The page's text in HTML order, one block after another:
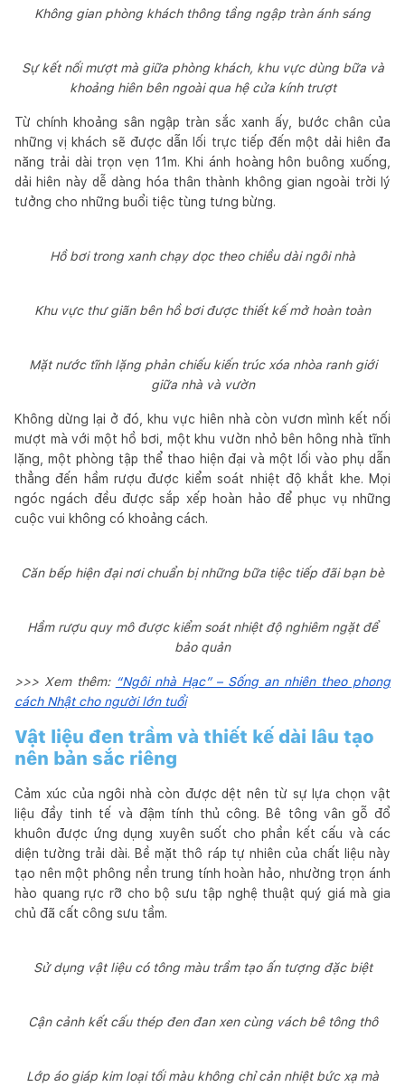
Không gian phòng khách thông tầng ngập tràn ánh sáng
Sự kết nối mượt mà giữa phòng khách, khu vực dùng bữa và
khoảng hiên bên ngoài qua hệ cửa kính trượt
Từ chính khoảng sân ngập tràn sắc xanh ấy, bước chân của
những vị khách sẽ được dẫn lối trực tiếp đến một dải hiên đa
năng trải dài trọn vẹn 11m. Khi ánh hoàng hôn buông xuống,
dải hiên này dễ dàng hóa thân thành không gian ngoài trời lý
tưởng cho những buổi tiệc tùng tưng bừng.
Hồ bơi trong xanh chạy dọc theo chiều dài ngôi nhà
Khu vực thư giãn bên hồ bơi được thiết kế mở hoàn toàn
Mặt nước tĩnh lặng phản chiếu kiến trúc xóa nhòa ranh giới
giữa nhà và vườn
Không dừng lại ở đó, khu vực hiên nhà còn vươn mình kết nối
mượt mà với một hồ bơi, một khu vườn nhỏ bên hông nhà tĩnh
lặng, một phòng tập thể thao hiện đại và một lối vào phụ dẫn
thẳng đến hầm rượu được kiểm soát nhiệt độ khắt khe. Mọi
ngóc ngách đều được sắp xếp hoàn hảo để phục vụ những
cuộc vui không có khoảng cách.
Căn bếp hiện đại nơi chuẩn bị những bữa tiệc tiếp đãi bạn bè
Hầm rượu quy mô được kiểm soát nhiệt độ nghiêm ngặt để
bảo quản
>>> Xem thêm: “Ngôi nhà Hạc” – Sống an nhiên theo phong
cách Nhật cho người lớn tuổi
Vật liệu đen trầm và thiết kế dài lâu tạo
nên bản sắc riêng
Cảm xúc của ngôi nhà còn được dệt nên từ sự lựa chọn vật
liệu đầy tinh tế và đậm tính thủ công. Bê tông vân gỗ đổ
khuôn được ứng dụng xuyên suốt cho phần kết cấu và các
diện tường trải dài. Bề mặt thô ráp tự nhiên của chất liệu này
tạo nên một phông nền trung tính hoàn hảo, nhường trọn ánh
hào quang rực rỡ cho bộ sưu tập nghệ thuật quý giá mà gia
chủ đã cất công sưu tầm.
Sử dụng vật liệu có tông màu trầm tạo ấn tượng đặc biệt
Cận cảnh kết cấu thép đen đan xen cùng vách bê tông thô
Lớp áo giáp kim loại tối màu không chỉ cản nhiệt bức xạ mà